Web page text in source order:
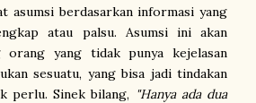
asumsi berdasarkan informasi yang
atau palsu. Asumsi ini akan
orang yang tidak punya kejelasan
sesuatu, yang bisa jadi tindakan
perlu. Sinek bilang, "Hanya ada dua